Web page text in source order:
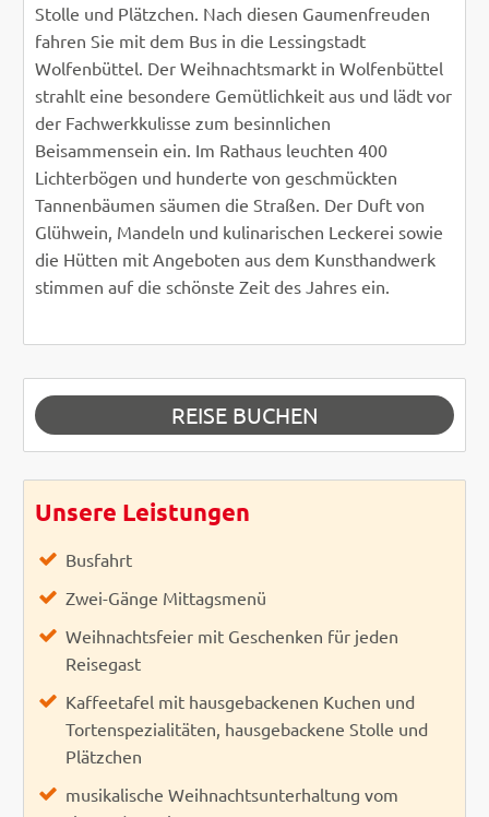
Stolle und Plätzchen. Nach diesen Gaumenfreuden
fahren Sie mit dem Bus in die Lessingstadt
Wolfenbüttel. Der Weihnachtsmarkt in Wolfenbüttel
strahlt eine besondere Gemütlichkeit aus und lädt vor
der Fachwerkkulisse zum besinnlichen
Beisammensein ein. Im Rathaus leuchten 400
Lichterbögen und hunderte von geschmückten
Tannenbäumen säumen die Straßen. Der Duft von
Glühwein, Mandeln und kulinarischen Leckerei sowie
die Hütten mit Angeboten aus dem Kunsthandwerk
stimmen auf die schönste Zeit des Jahres ein.
REISE BUCHEN
Unsere Leistungen
Busfahrt
Zwei-Gänge Mittagsmenü
Weihnachtsfeier mit Geschenken für jeden
Reisegast
Kaffeetafel mit hausgebackenen Kuchen und
Tortenspezialitäten, hausgebackene Stolle und
Plätzchen
musikalische Weihnachtsunterhaltung vom